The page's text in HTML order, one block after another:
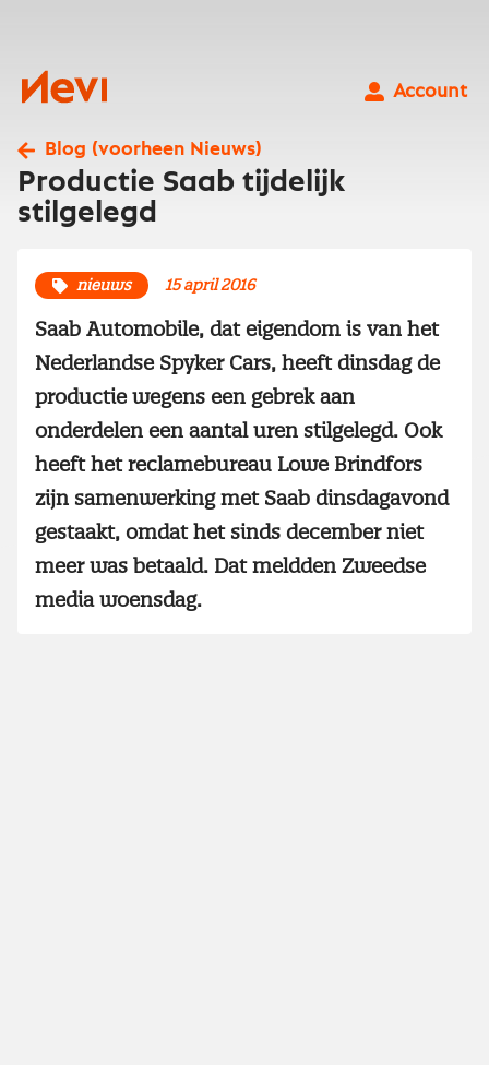
Nevi
Account
Blog (voorheen Nieuws)
Productie Saab tijdelijk
stilgelegd
nieuws 15 april 2016
Saab Automobile, dat eigendom is van het
Nederlandse Spyker Cars, heeft dinsdag de
productie wegens een gebrek aan
onderdelen een aantal uren stilgelegd. Ook
heeft het reclamebureau Lowe Brindfors
zijn samenwerking met Saab dinsdagavond
gestaakt, omdat het sinds december niet
meer was betaald. Dat meldden Zweedse
media woensdag.